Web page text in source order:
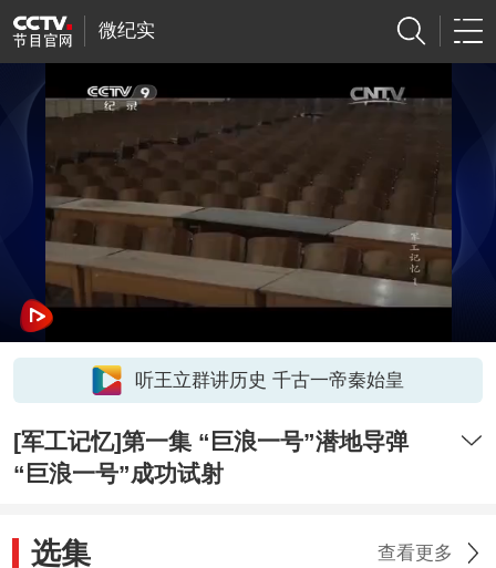
微纪实
听王立群讲历史 千古一帝秦始皇
[军工记忆]第一集 “巨浪一号”潜地导弹
“巨浪一号”成功试射
选集 查看更多